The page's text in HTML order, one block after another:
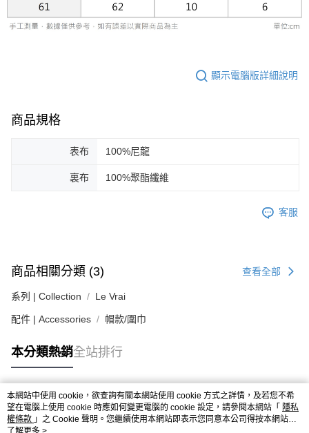
※ 請注意：結帳手續完成當下不需立刻繳費，但若您需要取消訂單，請聯絡
購買商品的店家。未經商家同意取消之訂單仍視為有效，需透過AFTEE先享
https://netprotections.freshdesk.com/support/home
１．透過由恩沛科技股份有限公司提供之「AFTEE先享後付」服務完成之交
易，需依本服務之必要範圍內提供個人資料，並將交易相關給付款項請求債
２．關於個人資料處理事宜，請瀏覽以下網址：
３．未成年的使用者請事先徵得法定代理人或監護人之同意方可使用
４．使用「AFTEE先享後付」時，將依據個別帳號之用戶狀況，依本公司即
顯示電腦版詳細說明
商品規格
表布 100%尼龍
裏布 100%聚酯纖維
客服
商品相關分類 (3) 查看全部
系列 | Collection Le Vrai
配件 | Accessories 帽款/圍巾
本分類熱銷全站排行
熱門標籤
本網站中使用 cookie，欲查詢有關本網站使用 cookie 方式之詳情，及若您不希
望在電腦上使用 cookie 時應如何變更電腦的 cookie 設定，請參閱本網站「 隱私
權條款 」之 Cookie 聲明。您繼續使用本網站即表示您同意本公司得按本網站使
用條款之 Cookie 聲明使用 cookie。
了解更多 >